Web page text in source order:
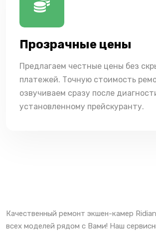
Прозрачные цены
Предлагаем честные цены без
платежей. Точную стоимость
озвучиваем сразу после
установленному прейскуранту.
Качественный ремонт экшен-камер
всех моделей рядом с Вами! Наш